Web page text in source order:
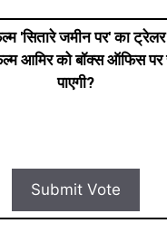
'सितारे जमीन पर' का ट्रेलर
आमिर को बॉक्स ऑफिस पर
पाएगी?
Submit Vote